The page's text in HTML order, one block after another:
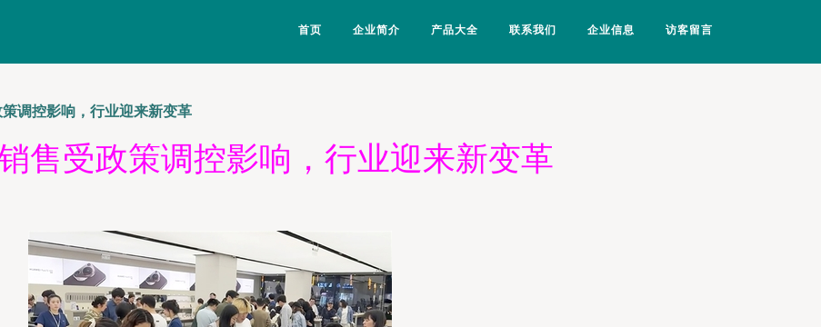
首页 企业简介 产品大全 联系我们 企业信息 访客留言
调控影响，行业迎来新变革
售受政策调控影响，行业迎来新变革